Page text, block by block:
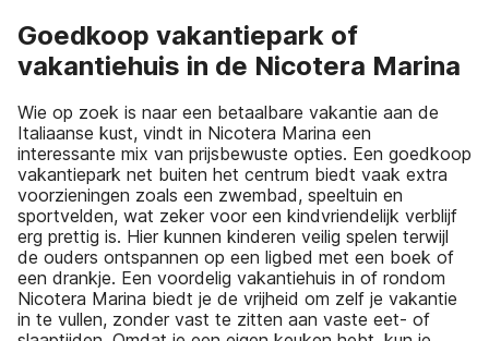
Goedkoop vakantiepark of
vakantiehuis in de Nicotera Marina
Wie op zoek is naar een betaalbare vakantie aan de
Italiaanse kust, vindt in Nicotera Marina een
interessante mix van prijsbewuste opties. Een goedkoop
vakantiepark net buiten het centrum biedt vaak extra
voorzieningen zoals een zwembad, speeltuin en
sportvelden, wat zeker voor een kindvriendelijk verblijf
erg prettig is. Hier kunnen kinderen veilig spelen terwijl
de ouders ontspannen op een ligbed met een boek of
een drankje. Een voordelig vakantiehuis in of rondom
Nicotera Marina biedt je de vrijheid om zelf je vakantie
in te vullen, zonder vast te zitten aan vaste eet- of